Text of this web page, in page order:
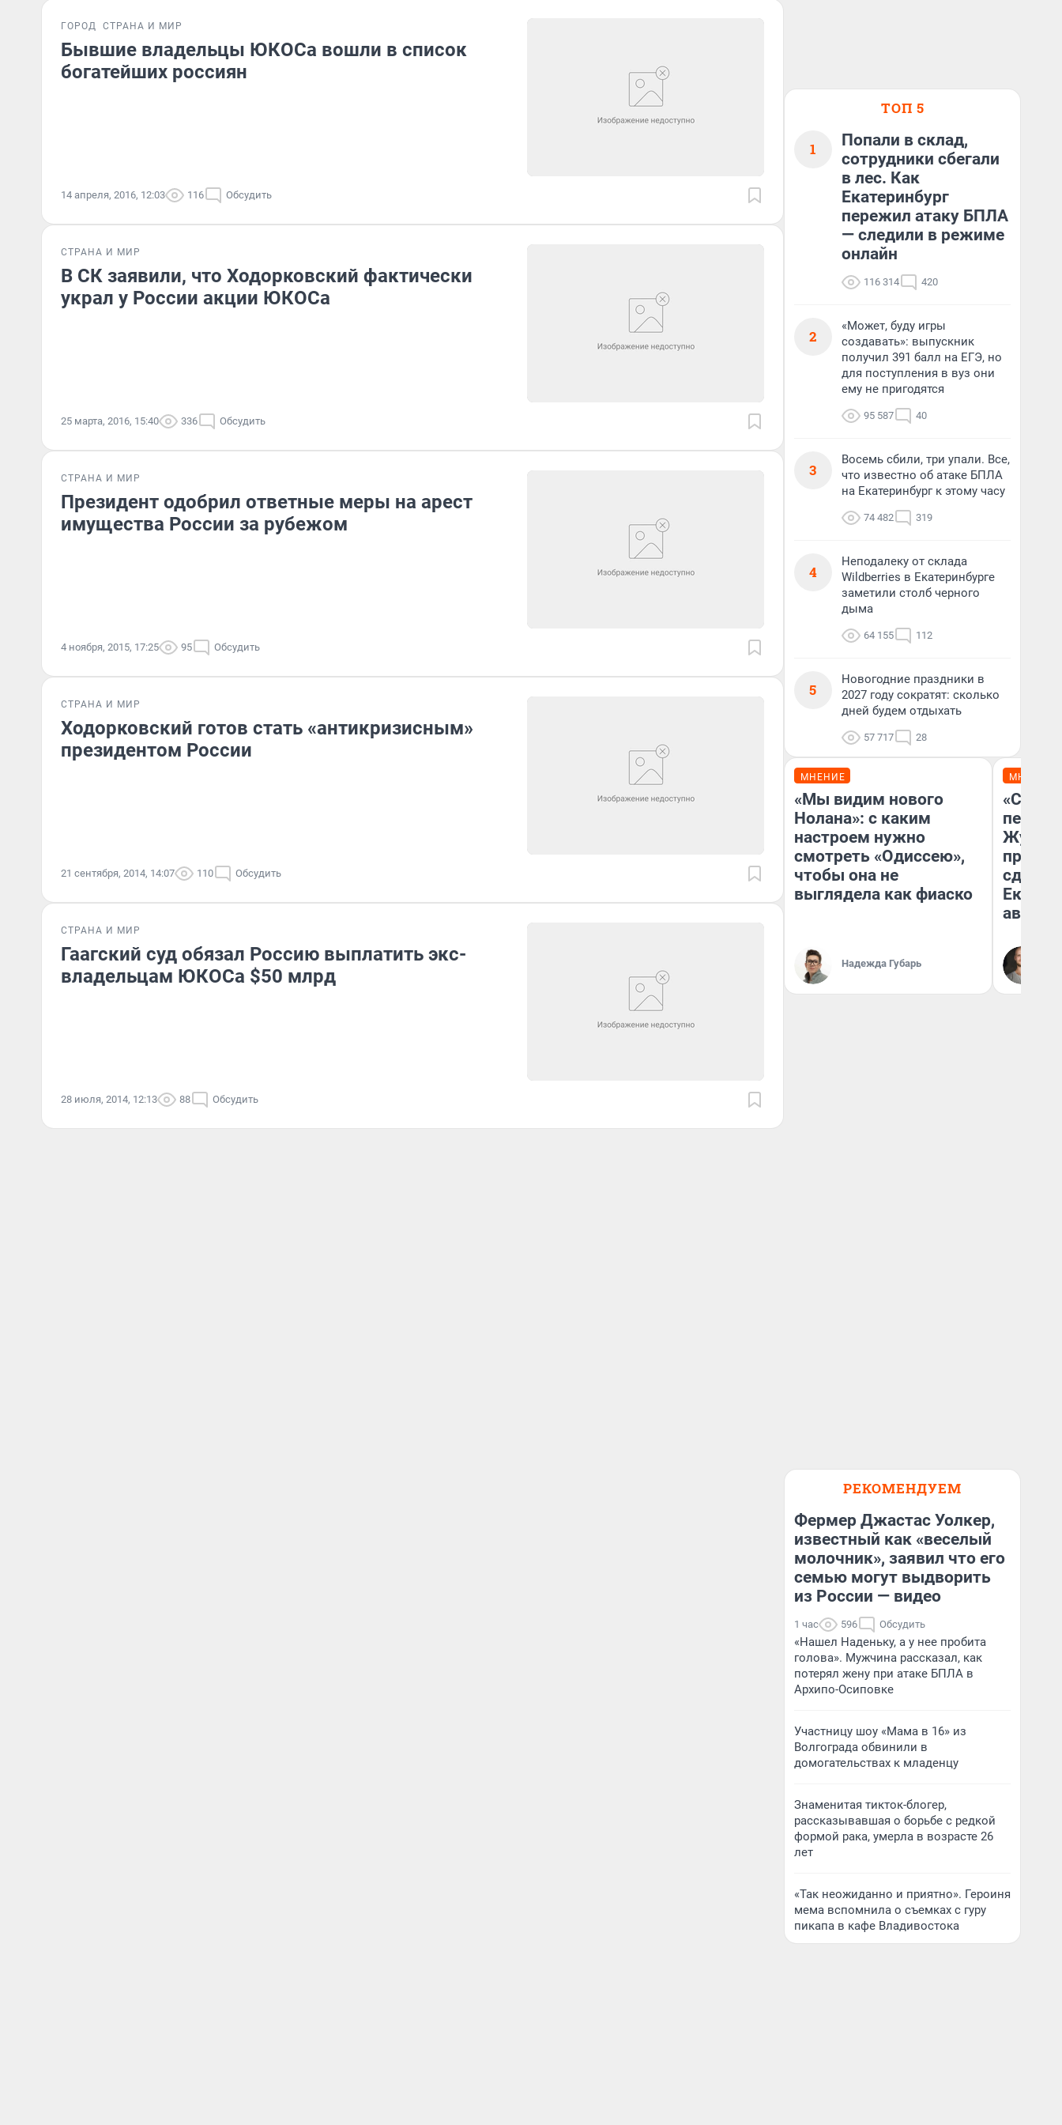
ГОРОД СТРАНА И МИР
Бывшие владельцы ЮКОСа вошли в список
богатейших россиян
14 апреля, 2016, 12:03 116 Обсудить
СТРАНА И МИР
В СК заявили, что Ходорковский фактически
украл у России акции ЮКОСа
25 марта, 2016, 15:40 336 Обсудить
СТРАНА И МИР
Президент одобрил ответные меры на арест
имущества России за рубежом
4 ноября, 2015, 17:25 95 Обсудить
СТРАНА И МИР
Ходорковский готов стать «антикризисным»
президентом России
21 сентября, 2014, 14:07 110 Обсудить
СТРАНА И МИР
Гаагский суд обязал Россию выплатить экс-
владельцам ЮКОСа $50 млрд
28 июля, 2014, 12:13 88 Обсудить
ТОП 5
1
Попали в склад,
сотрудники сбегали
в лес. Как
Екатеринбург
пережил атаку БПЛА
— следили в режиме
онлайн
116 314 420
2
«Может, буду игры
создавать»: выпускник
получил 391 балл на ЕГЭ, но
для поступления в вуз они
ему не пригодятся
95 587 40
3
Восемь сбили, три упали. Все,
что известно об атаке БПЛА
на Екатеринбург к этому часу
74 482 319
4
Неподалеку от склада
Wildberries в Екатеринбурге
заметили столб черного
дыма
64 155 112
5
Новогодние праздники в
2027 году сократят: сколько
дней будем отдыхать
57 717 28
МНЕНИЕ
«Мы видим нового
Нолана»: с каким
настроем нужно
смотреть «Одиссею»,
чтобы она не
выглядела как фиаско
Надежда Губарь
МНЕНИЕ
августа
РЕКОМЕНДУЕМ
Фермер Джастас Уолкер,
известный как «веселый
молочник», заявил что его
семью могут выдворить
из России — видео
1 час 596 Обсудить
«Нашел Наденьку, а у нее пробита
голова». Мужчина рассказал, как
потерял жену при атаке БПЛА в
Архипо-Осиповке
Участницу шоу «Мама в 16» из
Волгограда обвинили в
домогательствах к младенцу
Знаменитая тикток-блогер,
рассказывавшая о борьбе с редкой
формой рака, умерла в возрасте 26
лет
«Так неожиданно и приятно». Героиня
мема вспомнила о съемках с гуру
пикапа в кафе Владивостока